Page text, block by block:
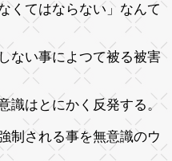
くてはならない」なんて
ない事によつて被る被害
識はとにかく反発する。
制される事を無意識のウ